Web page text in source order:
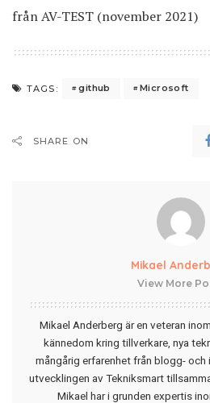
från AV-TEST (november 2021)
TAGS: github Microsoft
SHARE ON
Mikael
View More
Mikael Anderberg är en veteran
kännedom kring tillverkare, nya
mångårig erfarenhet från blogg-
utvecklingen av Tekniksmart
Mikael har i grunden expertis